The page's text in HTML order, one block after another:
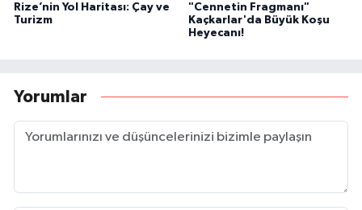
Rize’nin Yol Haritası: Çay ve
Turizm
"Cennetin Fragmanı"
Kaçkarlar'da Büyük Koşu
Heyecanı!
Yorumlar